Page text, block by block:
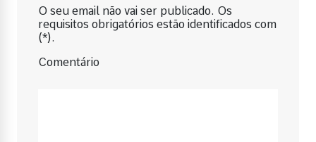
O seu email não vai ser publicado. Os
requisitos obrigatórios estão identificados com
(*).
Comentário